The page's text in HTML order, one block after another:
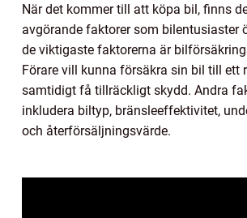
När det kommer till att köpa bil, finns
avgörande faktorer som bilentusiaster
de viktigaste faktorerna är
Förare vill kunna försäkra sin bil till ett
samtidigt få tillräckligt skydd. Andra
inkludera biltyp, bränsleeffektivitet,
och återförsäljningsvärde.